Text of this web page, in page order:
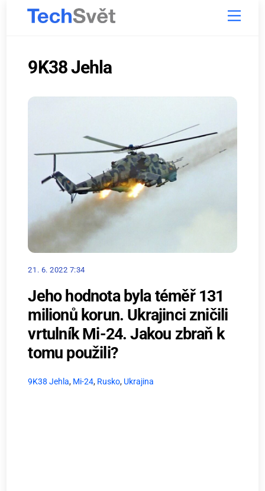
Menu
9K38 Jehla
21. 6. 2022 7:34
Jeho hodnota byla téměř 131
milionů korun. Ukrajinci zničili
vrtulník Mi-24. Jakou zbraň k
tomu použili?
9K38 Jehla, Mi-24, Rusko, Ukrajina